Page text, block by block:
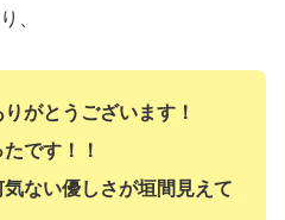
、
がとうございます！
です！！
ない優しさが垣間見えて